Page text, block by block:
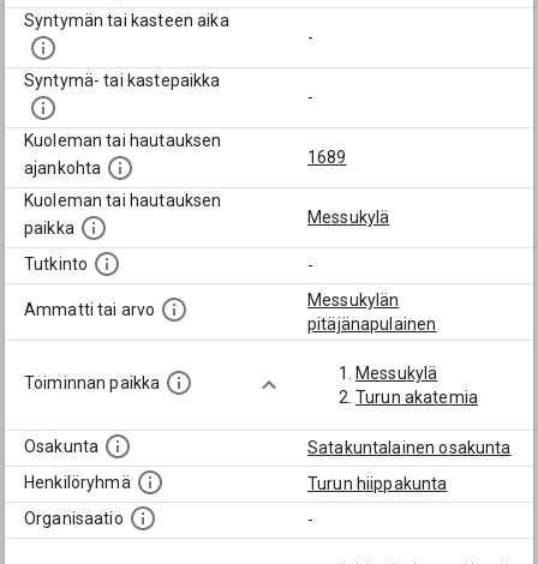
Syntymän tai kasteen aika
-
Syntymä- tai kastepaikka
-
Kuoleman tai hautauksen
ajankohta
1689
Kuoleman tai hautauksen
paikka
Messukylä
Tutkinto -
Ammatti tai arvo
Messukylän
pitäjänapulainen
Toiminnan paikka
Messukylä
Turun akatemia
Osakunta
Satakuntalainen osakunta
Henkilöryhmä
Turun hiippakunta
Organisaatio
-